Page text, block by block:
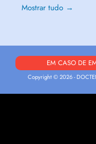
Mostrar tudo →
EM CASO DE
Copyright © 2026 -